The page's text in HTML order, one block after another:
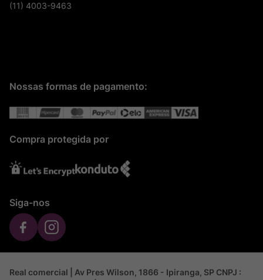
(11) 4003-9463
Nossas formas de pagamento:
Compra protegida por
Siga-nos
Real comercial | Av Pres Wilson, 1866 - Ipiranga, SP CNPJ :